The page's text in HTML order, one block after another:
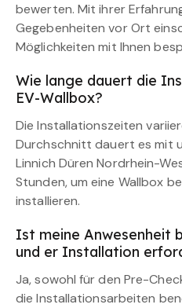
bewerten. Mit ihrer
Gegebenheiten vor Ort
Möglichkeiten mit Ihnen
Wie lange dauert die
EV-Wallbox?
Die Installationszeiten
Durchschnitt dauert es mit
Linnich Düren Nordrhein-
Stunden, um eine Wallbox
installieren.
Ist meine Anwesenheit
und er Installation
Ja, sowohl für den Pre-
die Installationsarbeiten